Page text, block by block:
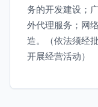
务的开发建设；
外代理服务；网
造。（依法须经
开展经营活动）